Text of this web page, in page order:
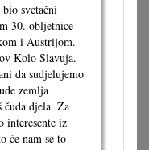
svetačni
30. obljetnice
i Austrijom.
Kolo Slavuja.
da sudjelujemo
zemlja
djela. Za
interesente iz
će nam se to